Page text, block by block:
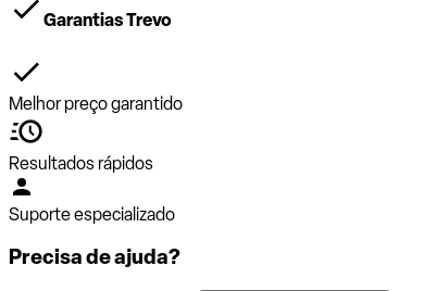
Garantias Trevo
Melhor preço garantido
Resultados rápidos
Suporte especializado
Precisa de ajuda?